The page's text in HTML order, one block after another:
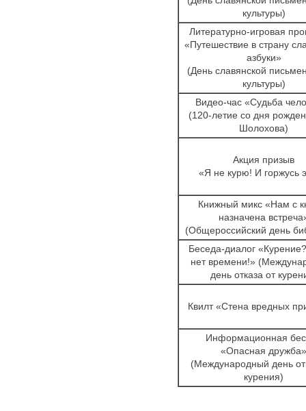
культуры)
Литературно-игровая
«Путешествие в страну
азбуки»
(День славянской
культуры)
Видео-час «Судьба
(120-летие со дня
Шолохова)
Акция призыв
«Я не курю! И горжусь
Книжный микс «Нам с
назначена
(Общероссийский день
Беседа-диалог
нет времени!»
день отказа от
Квилт «Стена вредных
Информационная
«Опасная дружба»
(Международный день
курения)